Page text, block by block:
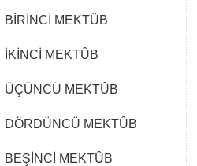
BİRİNCİ MEKTÛB
İKİNCİ MEKTÛB
ÜÇÜNCÜ MEKTÛB
DÖRDÜNCÜ MEKTÛB
BEŞİNCİ MEKTÛB